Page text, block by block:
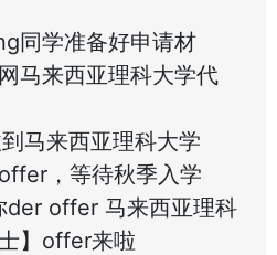
同学准备好申请材
马来西亚理科大学代
马来西亚理科大学
，等待秋季入学
der offer 马来西亚理科
】offer来啦